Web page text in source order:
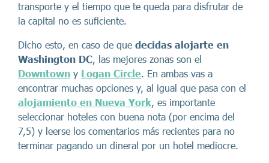
transporte y el tiempo que te queda para disfrutar de
la capital no es suficiente.
Dicho esto, en caso de que decidas alojarte en
Washington DC, las mejores zonas son el
Downtown y Logan Circle. En ambas vas a
encontrar muchas opciones y, al igual que pasa con el
alojamiento en Nueva York, es importante
seleccionar hoteles con buena nota (por encima del
7,5) y leerse los comentarios más recientes para no
terminar pagando un dineral por un hotel mediocre.